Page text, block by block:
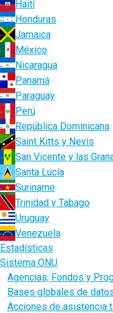
Haití
Honduras
Jamaica
México
Nicaragua
Panamá
Paraguay
Perú
República Dominicana
Saint Kitts y Nevis
San Vicente y las
Santa Lucía
Suriname
Trinidad y Tabago
Uruguay
Venezuela
Estadísticas
Sistema ONU
Agencias, Fondos y
Bases globales de
Acciones de asistencia